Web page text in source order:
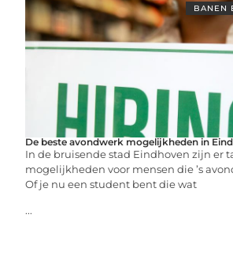
BANEN
De beste avondwerk mogelijkheden in
In de bruisende stad Eindhoven zijn er
mogelijkheden voor mensen die ’s
Of je nu een student bent die wat
...